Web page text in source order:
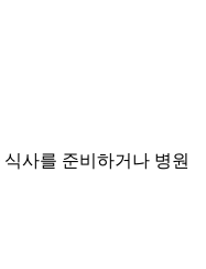
사를 준비하거나 병원